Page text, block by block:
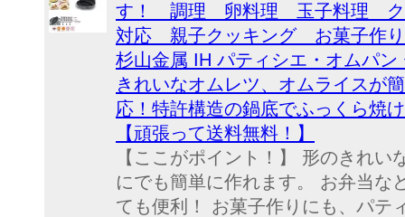
す！ 調理 卵料理 玉子料理
対応 親子クッキング お菓子作
杉山金属 IH パティシエ・オムパ
きれいなオムレツ、オムライスが
応！特許構造の鍋底でふっくら焼
【頑張って送料無料！】
【ここがポイント！】 形のきれ
にでも簡単に作れます。 お弁当な
ても便利！ お菓子作りにも、パテ